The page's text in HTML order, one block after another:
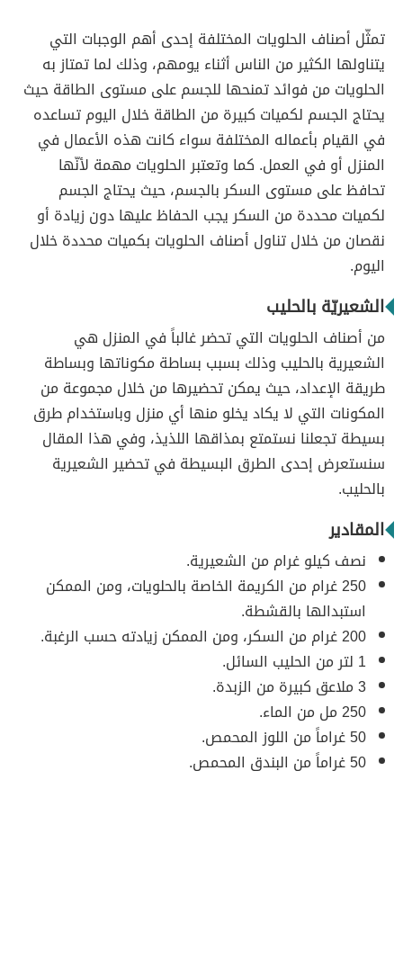
تمثّل أصناف الحلويات المختلفة إحدى أهم الوجبات التي
يتناولها الكثير من الناس أثناء يومهم، وذلك لما تمتاز به
الحلويات من فوائد تمنحها للجسم على مستوى الطاقة حيث
يحتاج الجسم لكميات كبيرة من الطاقة خلال اليوم تساعده
في القيام بأعماله المختلفة سواء كانت هذه الأعمال في
المنزل أو في العمل. كما وتعتبر الحلويات مهمة لأنّها
تحافظ على مستوى السكر بالجسم، حيث يحتاج الجسم
لكميات محددة من السكر يجب الحفاظ عليها دون زيادة أو
نقصان من خلال تناول أصناف الحلويات بكميات محددة خلال
اليوم.
الشعيريّة بالحليب
من أصناف الحلويات التي تحضر غالباً في المنزل هي
الشعيرية بالحليب وذلك بسبب بساطة مكوناتها وبساطة
طريقة الإعداد، حيث يمكن تحضيرها من خلال مجموعة من
المكونات التي لا يكاد يخلو منها أي منزل وباستخدام طرق
بسيطة تجعلنا نستمتع بمذاقها اللذيذ، وفي هذا المقال
سنستعرض إحدى الطرق البسيطة في تحضير الشعيرية
بالحليب.
المقادير
نصف كيلو غرام من الشعيرية.
250 غرام من الكريمة الخاصة بالحلويات، ومن الممكن
استبدالها بالقشطة.
200 غرام من السكر، ومن الممكن زيادته حسب الرغبة.
1 لتر من الحليب السائل.
3 ملاعق كبيرة من الزبدة.
250 مل من الماء.
50 غراماً من اللوز المحمص.
50 غراماً من البندق المحمص.